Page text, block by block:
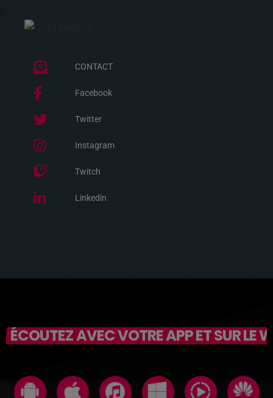
CONTACT
Facebook
Twitter
Instagram
Twitch
Linkedin
ÉCOUTEZ AVEC VOTRE APP ET SUR LE